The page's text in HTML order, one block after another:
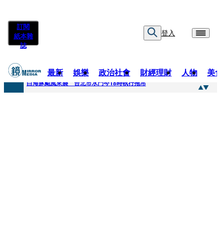
訂閱
紙本雜
誌
登入
最新 娛樂 政治社會 財經理財 人物 美
快訊
白海豚颱風來襲 台北市水門今18時執行拖吊